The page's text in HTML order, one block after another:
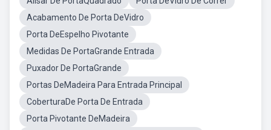
Acabamento De Porta DeVidro
Porta DeEspelho Pivotante
Medidas De PortaGrande Entrada
Puxador De PortaGrande
Portas DeMadeira Para Entrada Principal
CoberturaDe Porta De Entrada
Porta Pivotante DeMadeira